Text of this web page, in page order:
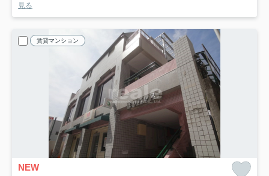
見る
賃貸マンション
NEW